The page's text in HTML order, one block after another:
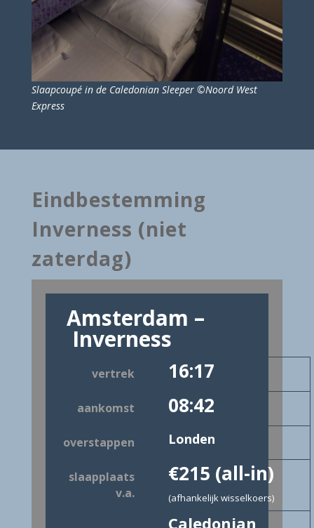
Slaapcoupé in de Caledonian Sleeper ©Noord West
Express
Eindbestemming
Inverness (niet
zaterdag)
Amsterdam –
Inverness
vertrek 16:17
aankomst 08:42
overstappen Londen
slaapplaats
v.a.
€215 (all-in)
(afhankelijk wisselkoers)
Caledonian